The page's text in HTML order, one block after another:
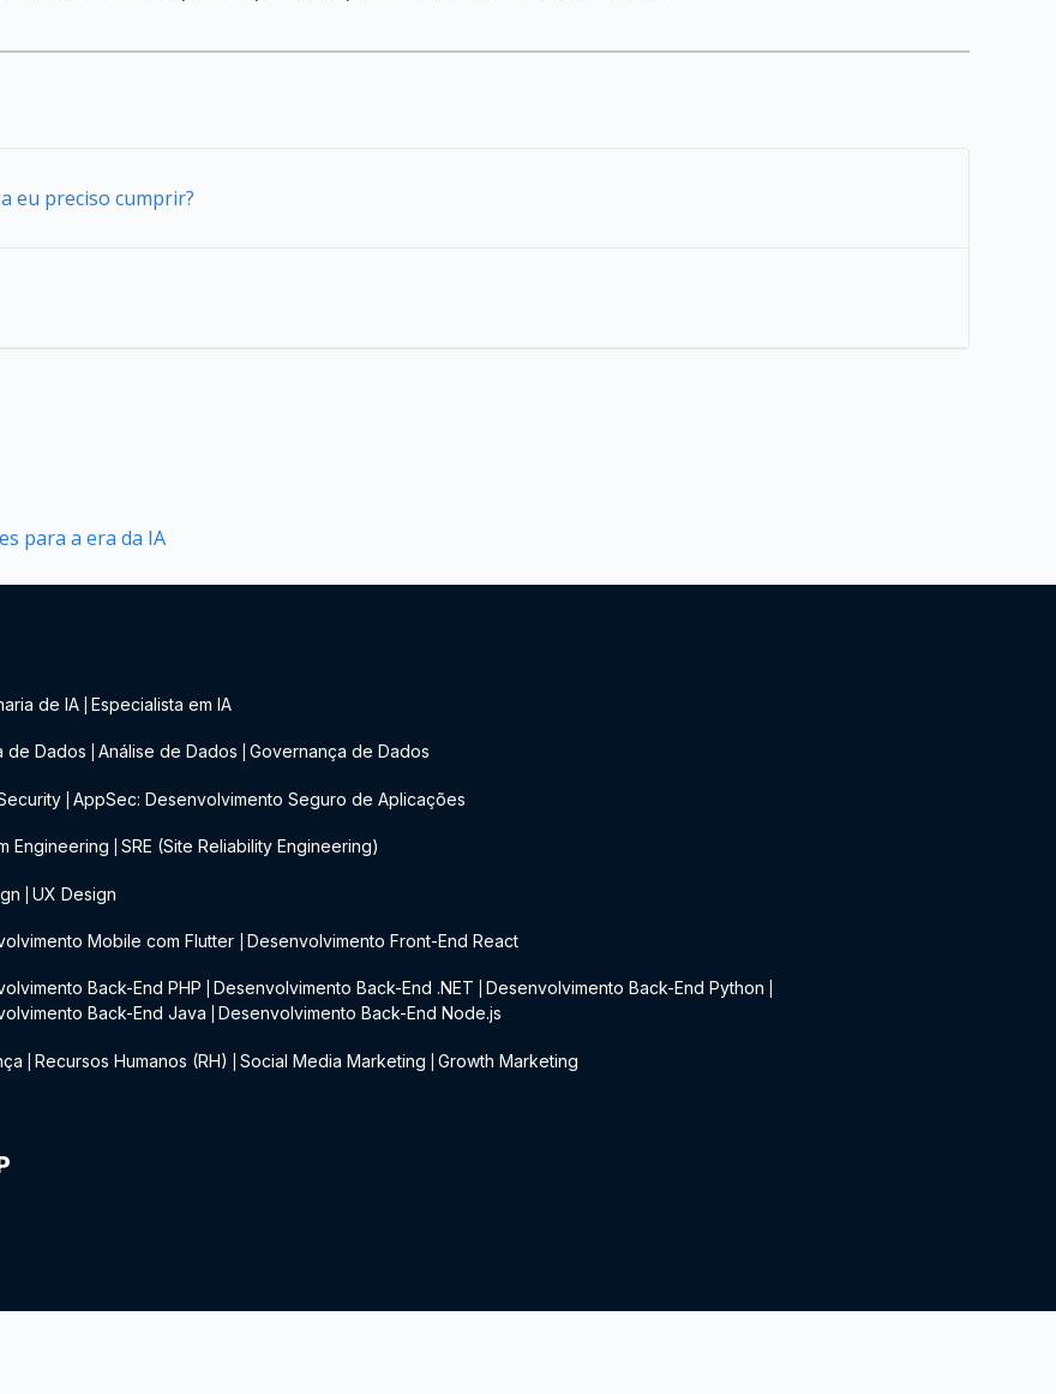
eu preciso cumprir?
para a era da IA
de IA Especialista em IA
de Dados Análise de Dados Governança de Dados
AppSec: Desenvolvimento Seguro de Aplicações
Engineering SRE (Site Reliability Engineering)
UX Design
Mobile com Flutter Desenvolvimento Front-End React
Back-End PHP Desenvolvimento Back-End .NET Desenvolvimento Back-End Python
Back-End Java Desenvolvimento Back-End Node.js
Recursos Humanos (RH) Social Media Marketing Growth Marketing